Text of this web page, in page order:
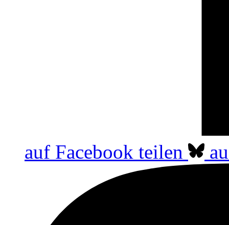
auf Facebook teilen